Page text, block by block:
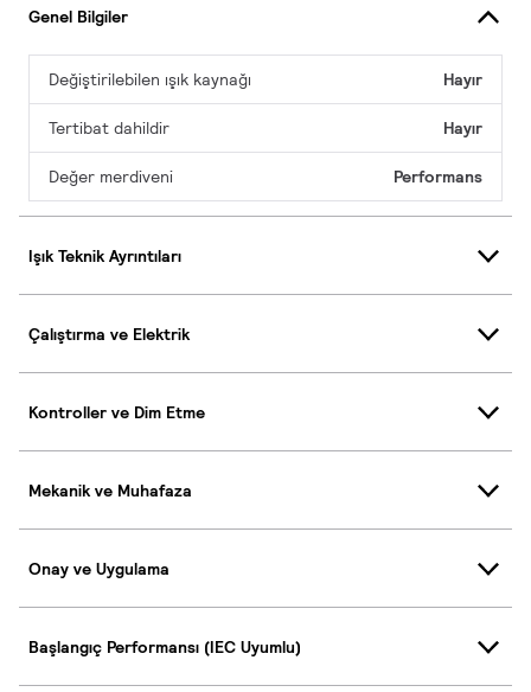
Genel Bilgiler
Değiştirilebilen ışık kaynağı Hayır
Tertibat dahildir Hayır
Değer merdiveni Performans
Işık Teknik Ayrıntıları
Çalıştırma ve Elektrik
Kontroller ve Dim Etme
Mekanik ve Muhafaza
Onay ve Uygulama
Başlangıç Performansı (IEC Uyumlu)